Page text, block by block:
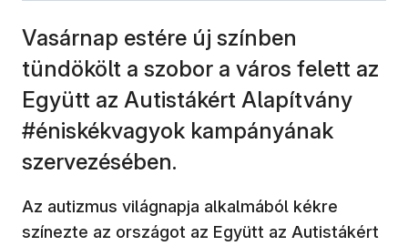
Vasárnap estére új színben
tündökölt a szobor a város felett az
Együtt az Autistákért Alapítvány
#éniskékvagyok kampányának
szervezésében.
Az autizmus világnapja alkalmából kékre
színezte az országot az Együtt az Autistákért